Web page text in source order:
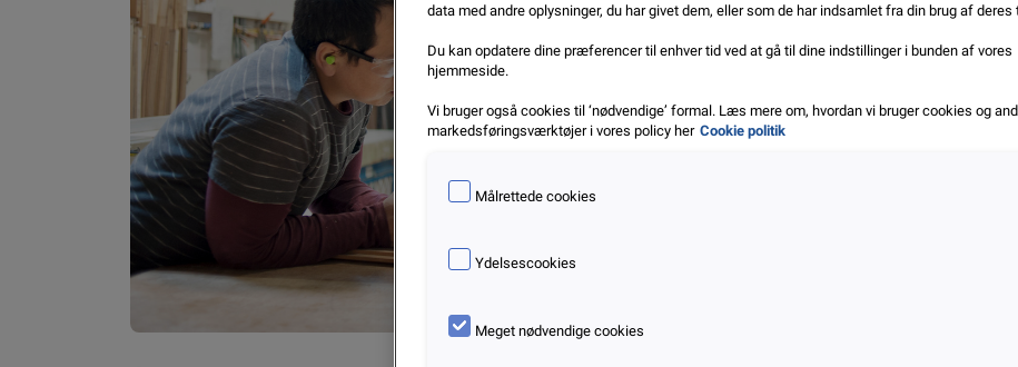
data med andre oplysninger, du har givet dem, eller som de har indsamlet fra din brug af deres
Du kan opdatere dine præferencer til enhver tid ved at gå til dine indstillinger i bunden af vores
hjemmeside.
Vi bruger også cookies til ‘nødvendige’ formal. Læs mere om, hvordan vi bruger cookies og
markedsføringsværktøjer i vores policy her Cookie politik
Målrettede cookies
Ydelsescookies
Meget nødvendige cookies